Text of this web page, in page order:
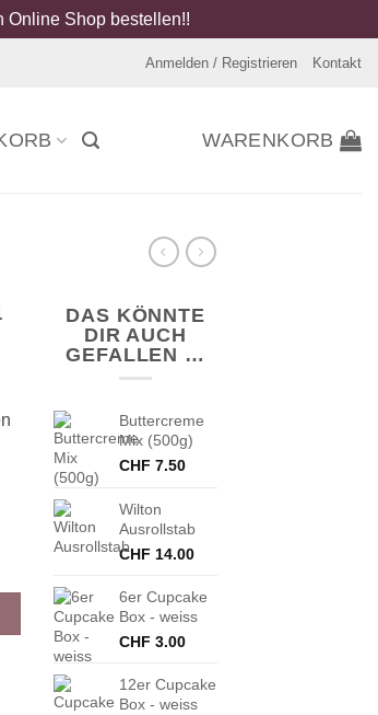
Online Shop bestellen!!
Anmelden / Registrieren Kontakt
WARENKORB
DAS KÖNNTE
DIR AUCH
GEFALLEN …
Buttercreme
Mix (500g)
CHF 7.50
Wilton
Ausrollstab
CHF 14.00
6er Cupcake
Box - weiss
CHF 3.00
12er Cupcake
Box - weiss